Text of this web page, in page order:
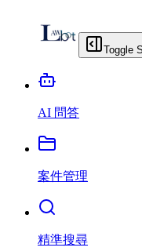
Toggle
AI 問答
案件管理
精準搜尋